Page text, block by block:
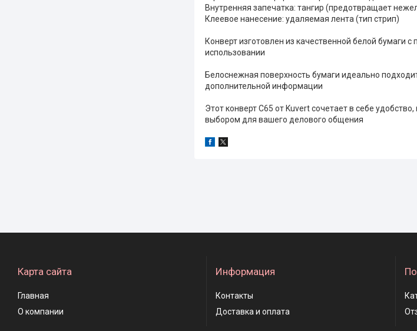
Внутренняя запечатка: тангир (предотвращает
Клеевое нанесение: удаляемая лента (тип стрип)
Конверт изготовлен из качественной белой бумаги
использовании
Белоснежная поверхность бумаги идеально
дополнительной информации
Этот конверт С65 от Kuvert сочетает в себе
выбором для вашего делового общения
Карта сайта
Главная
О компании
Информация
Контакты
Доставка и оплата